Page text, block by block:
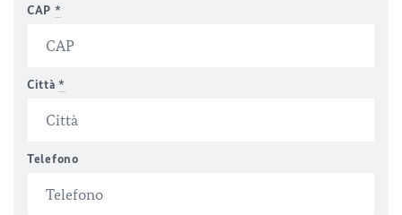
CAP *
Città*
Telefono